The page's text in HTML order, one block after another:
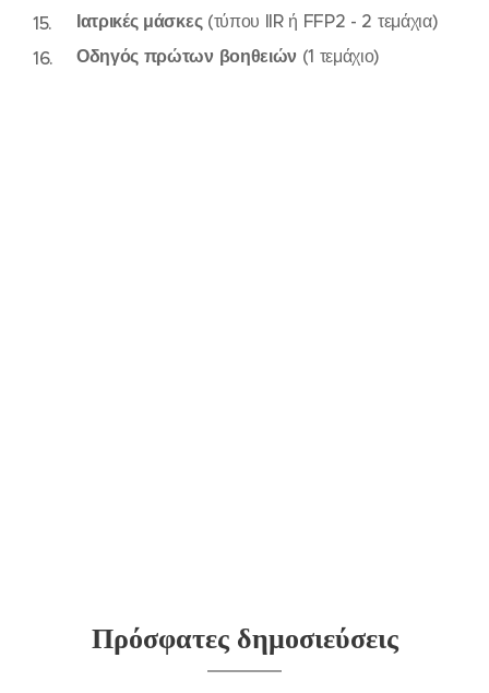
Ιατρικές μάσκες (τύπου IIR ή FFP2 - 2 τεμάχια)
Οδηγός πρώτων βοηθειών (1 τεμάχιο)
Πρόσφατες δημοσιεύσεις